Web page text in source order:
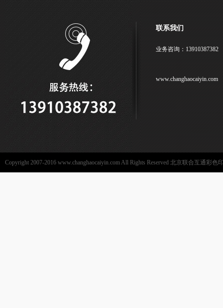
联系我们
业务咨询：13910387382
www.changhaocaiyin.com
Copyright 2007-2016 www.changhaocaiyin.com All Rights Reserved 北京联合互通彩